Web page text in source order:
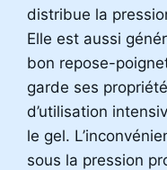
distribue la
Elle est aussi
bon repose-
garde ses
d’utilisation
le gel.
sous la pression